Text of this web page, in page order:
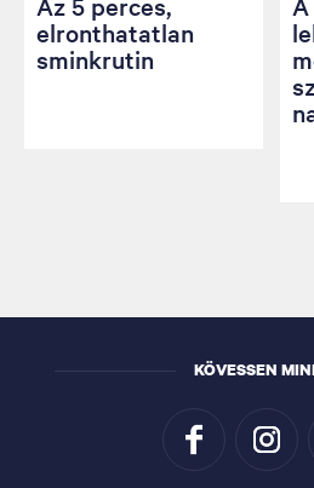
elronthatatlan
sminkrutin
KÖVESSEN